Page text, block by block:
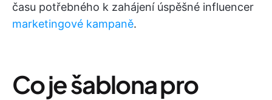
času potřebného k zahájení úspěšné influencer
marketingové kampaně.
Co je šablona pro